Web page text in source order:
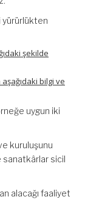
yürürlükten
şekilde
bilgi ve
uygun iki
kuruluşunu
sicil
alacağı faaliyet